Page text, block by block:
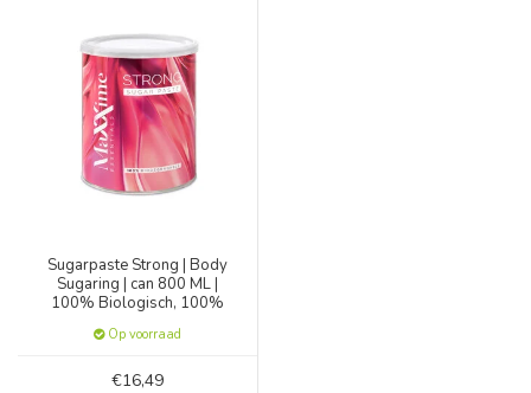
Sugarpaste Strong | Body
Sugaring | can 800 ML |
100% Biologisch, 100%
Op voorraad
€16,49